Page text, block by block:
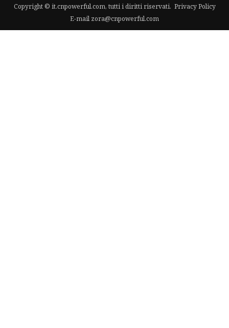
Copyright © it.cnpowerful.com, tutti i diritti riservati. Privacy Policy
E-mail zora@cnpowerful.com